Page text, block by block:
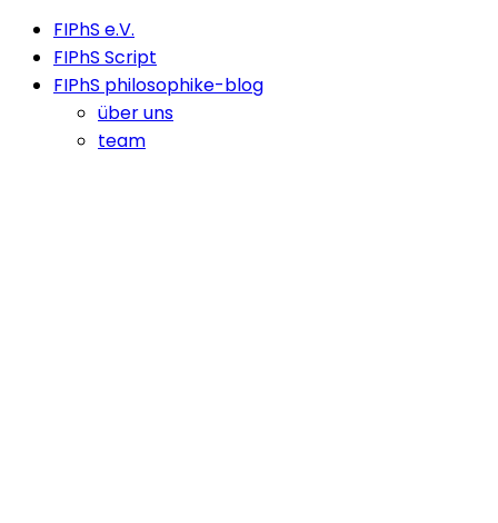
FIPhS e.V.
FIPhS Script
FIPhS philosophike-blog
über uns
team